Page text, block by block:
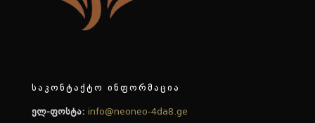
საკონტაქტო ინფორმაცია
ელ-ფოსტა: info@neoneo-4da8.ge